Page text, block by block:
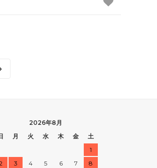
2026年8月
月 火 水 木 金
土
1
3 4 5 6 7
8